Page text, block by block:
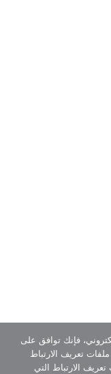
فإنك توافق على
تعريف الارتباط
الارتباط التي